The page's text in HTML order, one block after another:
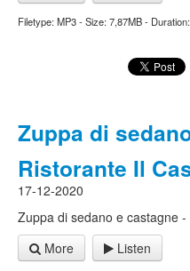
Filetype: MP3 - Size: 7,87MB -
Zuppa di
Ristorante Il
17-12-2020
Zuppa di sedano e castagne
More
Listen